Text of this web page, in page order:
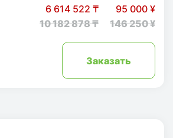
6 614 522 ₸
10 182 878 ₸
95 000 ¥
146 250 ¥
Заказать